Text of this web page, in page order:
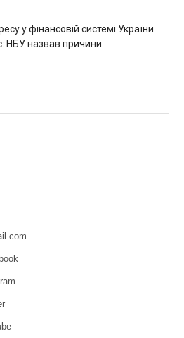
у фінансовій системі України
НБУ назвав причини